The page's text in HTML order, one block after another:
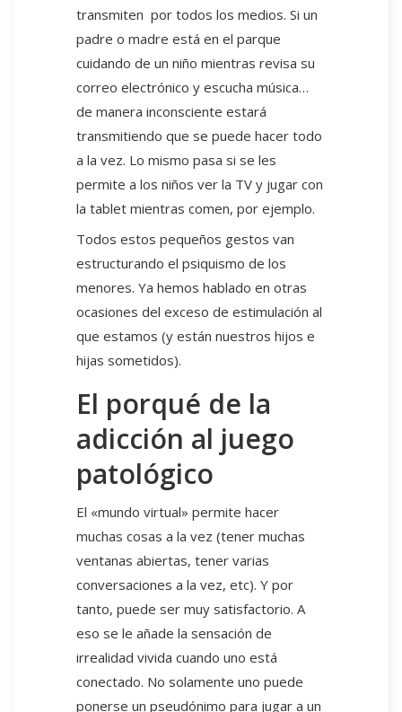
transmiten por todos los medios. Si un
padre o madre está en el parque
cuidando de un niño mientras revisa su
correo electrónico y escucha música…
de manera inconsciente estará
transmitiendo que se puede hacer todo
a la vez. Lo mismo pasa si se les
permite a los niños ver la TV y jugar con
la tablet mientras comen, por ejemplo.
Todos estos pequeños gestos van
estructurando el psiquismo de los
menores. Ya hemos hablado en otras
ocasiones del exceso de estimulación al
que estamos (y están nuestros hijos e
hijas sometidos).
El porqué de la
adicción al juego
patológico
El «mundo virtual» permite hacer
muchas cosas a la vez (tener muchas
ventanas abiertas, tener varias
conversaciones a la vez, etc). Y por
tanto, puede ser muy satisfactorio. A
eso se le añade la sensación de
irrealidad vivida cuando uno está
conectado. No solamente uno puede
ponerse un pseudónimo para jugar a un